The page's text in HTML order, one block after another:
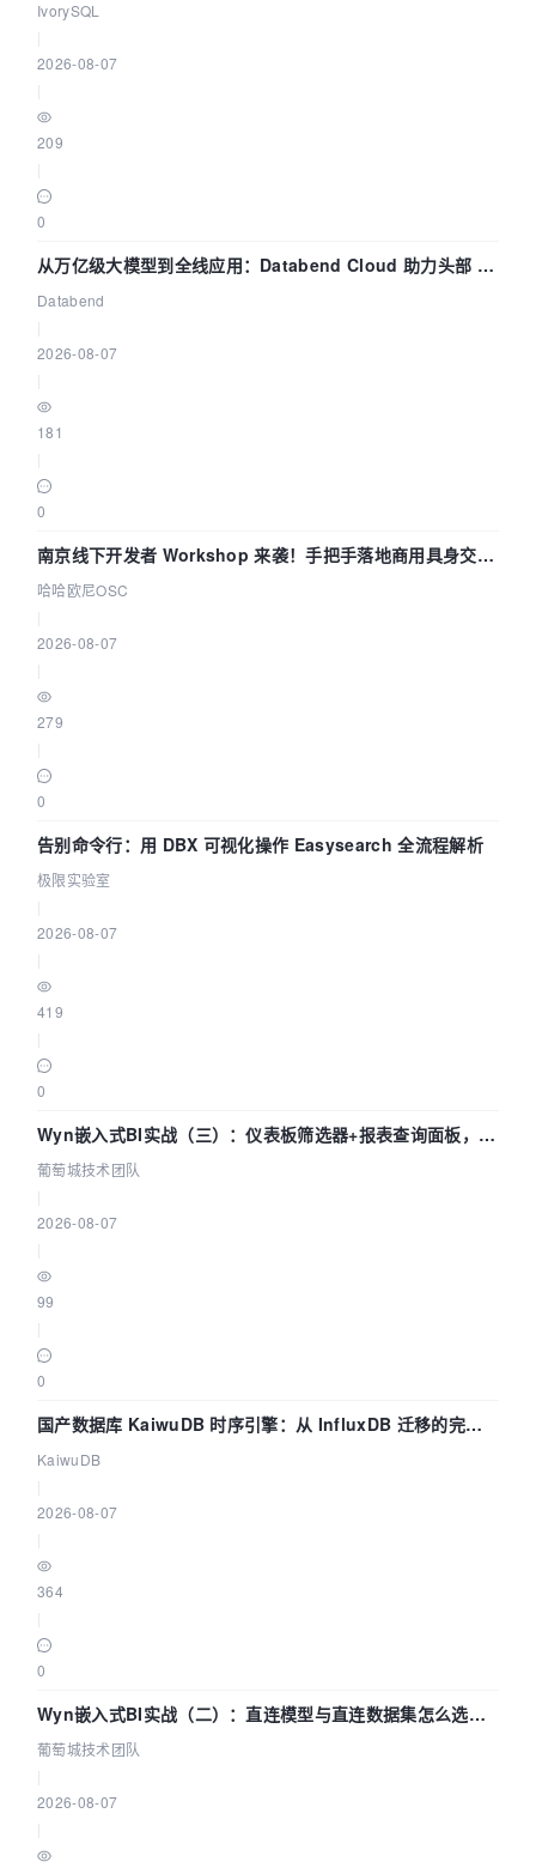
核——我们改得动吗？我们贡献了什么？
IvorySQL
2026-08-07
209
0
从万亿级大模型到全线应用：Databend Cloud 助力头部 AI
企业构建全链路 Trace 数据管道
Databend
2026-08-07
181
0
南京线下开发者 Workshop 来袭！手把手落地商用具身交互
智能 Agent 应用
哈哈欧尼OSC
2026-08-07
279
0
告别命令行：用 DBX 可视化操作 Easysearch 全流程解析
极限实验室
2026-08-07
419
0
Wyn嵌入式BI实战（三）：仪表板筛选器+报表查询面板，参
数联动全闭环
葡萄城技术团队
2026-08-07
99
0
国产数据库 KaiwuDB 时序引擎：从 InfluxDB 迁移的完整
技术路径
KaiwuDB
2026-08-07
364
0
Wyn嵌入式BI实战（二）：直连模型与直连数据集怎么选，
参数为什么不生效？| 葡萄城技术团队
葡萄城技术团队
2026-08-07